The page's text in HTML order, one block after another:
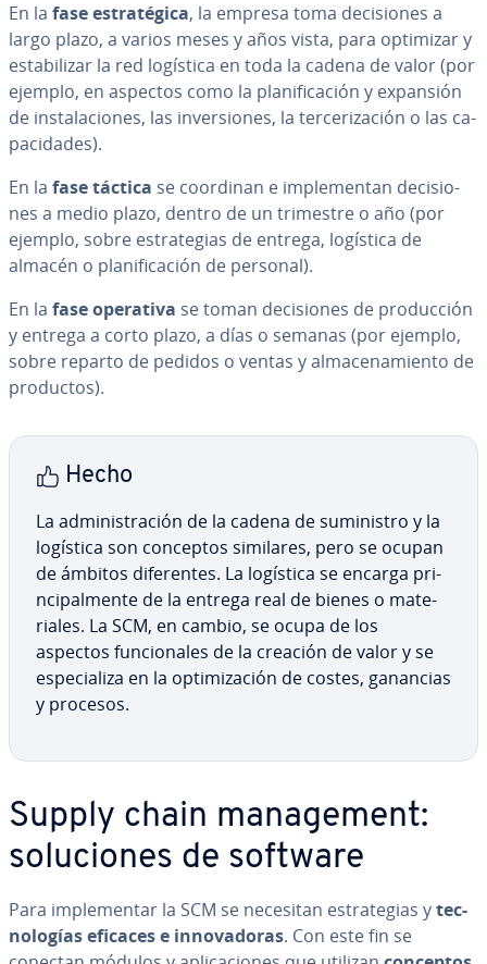
En la fase es­tra­té­gi­ca, la empresa toma de­ci­sio­nes a
largo plazo, a varios meses y años vista, para optimizar y
es­ta­bi­li­zar la red logística en toda la cadena de valor (por
ejemplo, en aspectos como la pla­ni­fi­ca­ción y expansión
de in­s­ta­la­cio­nes, las in­ve­r­sio­nes, la te­r­ce­ri­za­ción o las ca­
pa­ci­da­des).
En la fase táctica se coordinan e im­ple­me­n­tan de­ci­sio­
nes a medio plazo, dentro de un trimestre o año (por
ejemplo, sobre es­tra­te­gias de entrega, logística de
almacén o pla­ni­fi­ca­ción de personal).
En la fase operativa se toman de­ci­sio­nes de pro­du­c­ción
y entrega a corto plazo, a días o semanas (por ejemplo,
sobre reparto de pedidos o ventas y al­ma­ce­na­mie­n­to de
productos).
Hecho
La ad­mi­ni­s­tra­ción de la cadena de su­mi­ni­s­tro y la
logística son conceptos similares, pero se ocupan
de ámbitos di­fe­re­n­tes. La logística se encarga pri­
n­ci­pa­l­me­n­te de la entrega real de bienes o ma­te­
ria­les. La SCM, en cambio, se ocupa de los
aspectos fu­n­cio­na­les de la creación de valor y se
es­pe­cia­li­za en la op­ti­mi­za­ción de costes, ganancias
y procesos.
Supply chain ma­na­ge­me­nt:
so­lu­cio­nes de software
Para im­ple­me­n­tar la SCM se necesitan es­tra­te­gias yte­c­
no­lo­gías eficaces e in­no­va­do­ras. Con este fin se